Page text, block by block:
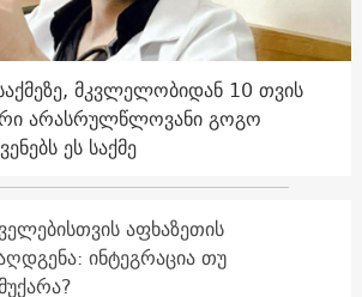
მკვლელობიდან 10 თვის
არასრულწლოვანი გოგო
ეს საქმე
აფხაზეთის
ინტეგრაცია თუ